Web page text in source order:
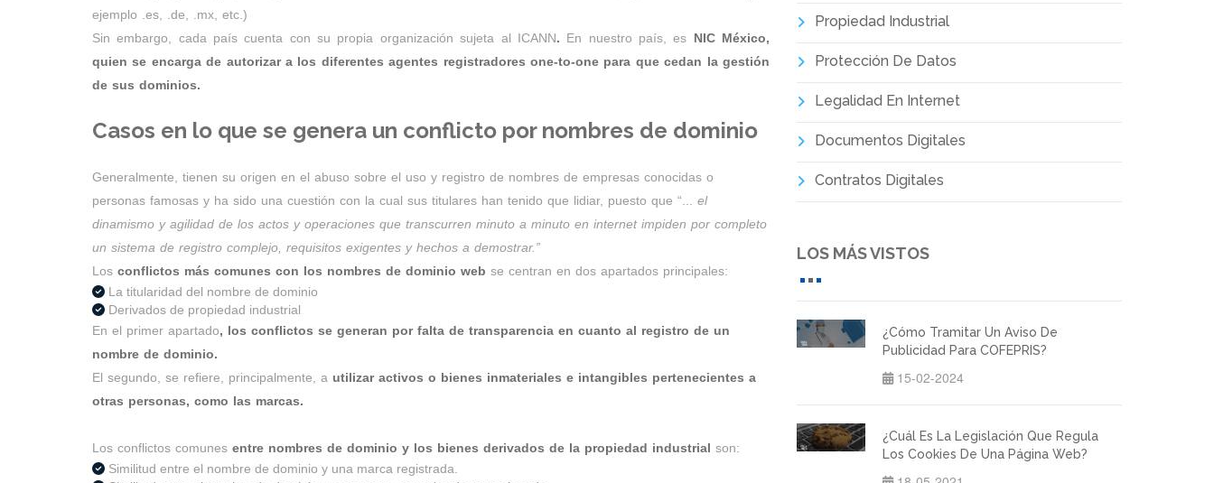
ejemplo .es, .de, .mx, etc.)
Sin embargo, cada país cuenta con su propia organización sujeta al ICANN. En nuestro país, es NIC México,
quien se encarga de autorizar a los diferentes agentes registradores one-to-one para que cedan la gestión
de sus dominios.
Casos en lo que se genera un conflicto por nombres de dominio
Generalmente, tienen su origen en el abuso sobre el uso y registro de nombres de empresas conocidas o
personas famosas y ha sido una cuestión con la cual sus titulares han tenido que lidiar, puesto que “... el
dinamismo y agilidad de los actos y operaciones que transcurren minuto a minuto en internet impiden por completo
un sistema de registro complejo, requisitos exigentes y hechos a demostrar.”
Los conflictos más comunes con los nombres de dominio web se centran en dos apartados principales:
La titularidad del nombre de dominio
Derivados de propiedad industrial
En el primer apartado, los conflictos se generan por falta de transparencia en cuanto al registro de un
nombre de dominio.
El segundo, se refiere, principalmente, a utilizar activos o bienes inmateriales e intangibles pertenecientes a
otras personas, como las marcas.
Los conflictos comunes entre nombres de dominio y los bienes derivados de la propiedad industrial son:
Similitud entre el nombre de dominio y una marca registrada.
Propiedad Industrial
Protección De Datos
Legalidad En Internet
Documentos Digitales
Contratos Digitales
LOS MÁS VISTOS
¿Cómo Tramitar Un Aviso De
Publicidad Para COFEPRIS?
15-02-2024
¿Cuál Es La Legislación Que Regula
Los Cookies De Una Página Web?